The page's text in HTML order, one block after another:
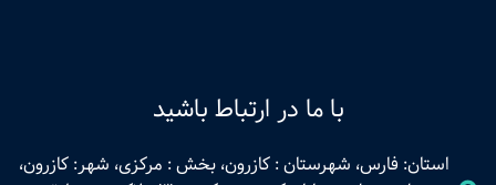
با ما در ارتباط باشید
استان: فارس، شهرستان : کازرون، بخش : مرکزی، شهر: کازرون،